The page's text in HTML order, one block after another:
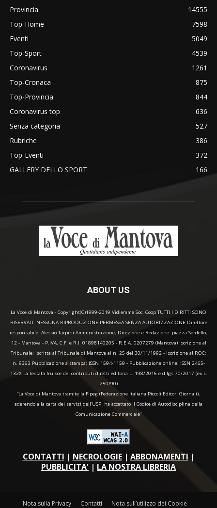
Provincia
14555
Top-Home
7598
Eventi
5049
Top-Sport
4539
Coronavirus
1261
Top-Cronaca
875
Top-Provincia
844
Coronavirus top
636
Senza categoria
527
Rubriche
386
Top-Eventi
372
GALLERY DELLO SPORT
166
ABOUT US
La Voce di Mantova - Copyright(C)1999-2019 Vidiemme Soc. Coop TUTTI I DIRITTI SONO
RISERVATI. NESSUNA RIPRODUZIONE PERMESSA SENZA AUTORIZZAZIONE Direttore
responsabile: Alessio Tarpini Amministrazione, Direzione e Redazione: piazza Sordello,
12 - Mantova - P.IVA, C.F. e R.I. 01898140205 - R.E.A. 0207279 (Mantova) iscrizione al
Tribunale: iscritta al Tribunale di Mantova al n. 25 del 30/11/1992 - iscrizione al ROC:
n. 9363 Pubblicazione a stampa: ISSN 1594-1159 - Pubblicazione online: ISSN 2465-
132X La testata fruisce dei contributi diretti editoria L. 198/2016 e d.lgs 70/2017 (ex L.
250/90)
“La Voce di Mantova tramite la Fipeg (Federazione Italiana Piccoli Editori Giornali),
aderendo alla carta dei servizi dell'USPI ha accettato il Codice di Autodisciplina della
Comunicazione Commerciale"
CONTATTI | NECROLOGIE| ABBONAMENTI |
PUBBLICITA' | LA NOSTRA LIBRERIA
Nota sulla Privacy Contatti Nota sull’utilizzo dei Cookie